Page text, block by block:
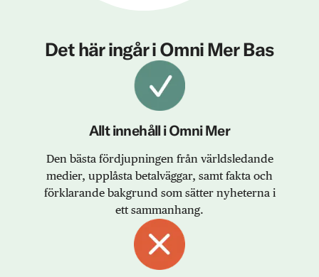
Det här ingår i Omni Mer Bas
Allt innehåll i Omni Mer
Den bästa fördjupningen från världsledande
medier, upplåsta betalväggar, samt fakta och
förklarande bakgrund som sätter nyheterna i
ett sammanhang.